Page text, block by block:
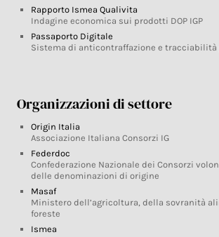
Rapporto Ismea Qualivita
Indagine economica sui prodotti DOP IGP
Passaporto Digitale
Sistema di anticontraffazione e tracciabilità
Organizzazioni di settore
Origin Italia
Associazione Italiana Consorzi IG
Federdoc
Confederazione Nazionale dei Consorzi
delle denominazioni di origine
Masaf
Ministero dell’agricoltura, della sovranità
foreste
Ismea